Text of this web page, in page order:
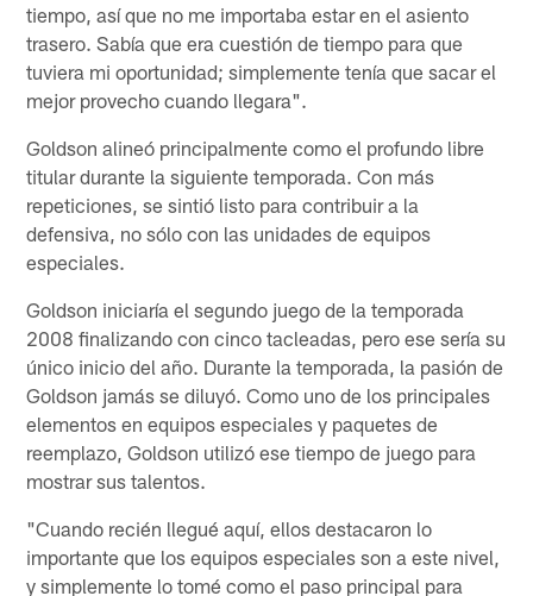
tiempo, así que no me importaba estar en el asiento
trasero. Sabía que era cuestión de tiempo para que
tuviera mi oportunidad; simplemente tenía que sacar el
mejor provecho cuando llegara".
Goldson alineó principalmente como el profundo libre
titular durante la siguiente temporada. Con más
repeticiones, se sintió listo para contribuir a la
defensiva, no sólo con las unidades de equipos
especiales.
Goldson iniciaría el segundo juego de la temporada
2008 finalizando con cinco tacleadas, pero ese sería su
único inicio del año. Durante la temporada, la pasión de
Goldson jamás se diluyó. Como uno de los principales
elementos en equipos especiales y paquetes de
reemplazo, Goldson utilizó ese tiempo de juego para
mostrar sus talentos.
"Cuando recién llegué aquí, ellos destacaron lo
importante que los equipos especiales son a este nivel,
y simplemente lo tomé como el paso principal para